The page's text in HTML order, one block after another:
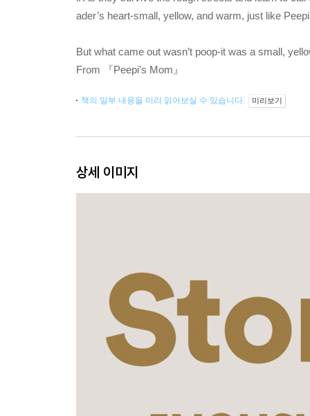
ader’s heart-small, yellow, and warm, just like
But what came out wasn’t poop-it was a small,
From 『Peepi’s Mom』
책의 일부 내용을 미리 읽어보실 수 있습니다. 미리보기
상세 이미지